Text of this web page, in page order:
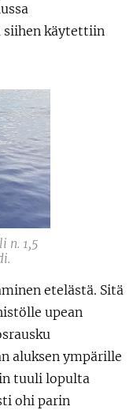
siihen käytettiin
n. 1,5
etelästä. Sitä
upean
aluksen ympärille
tuuli lopulta
ohi parin